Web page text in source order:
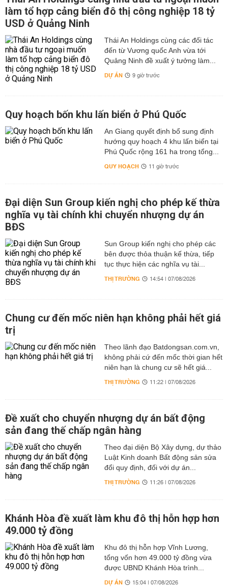
làm tổ hợp cảng biển đô thị công nghiệp 18 tỷ
USD ở Quảng Ninh
Thái An Holdings cùng các đối tác
đến từ Vương quốc Anh vừa tới
Quảng Ninh đề xuất ý tưởng làm...
DỰ ÁN 9 giờ trước
Quy hoạch bốn khu lấn biển ở Phú Quốc
An Giang quyết định bổ sung định
hướng quy hoạch 4 khu lấn biển tại
Phú Quốc rộng 161 ha trong tổng...
QUY HOẠCH 11 giờ trước
Đại diện Sun Group kiến nghị cho phép kế thừa
nghĩa vụ tài chính khi chuyển nhượng dự án
BĐS
Sun Group kiến nghị cho phép các
bên được thỏa thuận kế thừa, tiếp
tục thực hiện các nghĩa vụ tài...
THỊ TRƯỜNG 14:54 | 07/08/2026
Chung cư đến mốc niên hạn không phải hết giá
trị
Theo lãnh đạo Batdongsan.com.vn,
không phải cứ đến mốc thời gian hết
niên hạn là chung cư sẽ hết giá...
THỊ TRƯỜNG 11:22 | 07/08/2026
Đề xuất cho chuyển nhượng dự án bất động
sản đang thế chấp ngân hàng
Theo đại diện Bộ Xây dựng, dự thảo
Luật Kinh doanh Bất động sản sửa
đổi quy định, đối với dự án...
THỊ TRƯỜNG 11:26 | 07/08/2026
Khánh Hòa đề xuất làm khu đô thị hỗn hợp hơn
49.000 tỷ đồng
Khu đô thị hỗn hợp Vĩnh Lương,
tổng vốn hơn 49.000 tỷ đồng vừa
được UBND Khánh Hòa trình...
DỰ ÁN 15:04 | 07/08/2026